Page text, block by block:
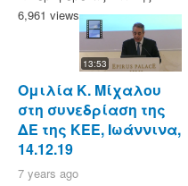
6,961 views
13:53
Ομιλία Κ. Μίχαλου
στη συνεδρίαση της
ΔΕ της ΚΕΕ, Ιωάννινα,
14.12.19
7 years ago